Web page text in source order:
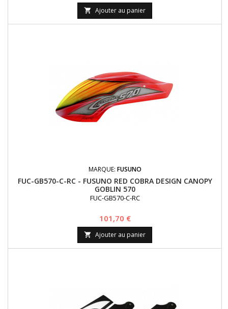
 Ajouter au panier
MARQUE: FUSUNO
FUC-GB570-C-RC - FUSUNO RED COBRA DESIGN CANOPY
GOBLIN 570
FUC-GB570-C-RC
Prix
101,70 €
 Ajouter au panier